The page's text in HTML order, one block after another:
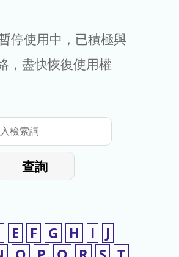
停使用中，已積極與
，盡快恢復使用權
查詢
E F G H I
J